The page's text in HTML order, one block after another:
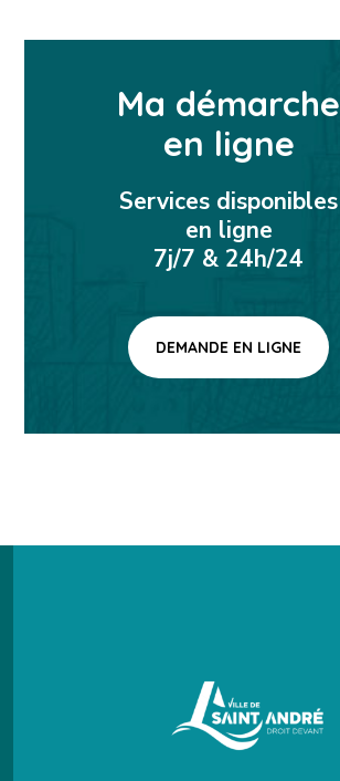
Ma démarche
en ligne
Services disponibles
en ligne
7j/7 & 24h/24
DEMANDE EN LIGNE